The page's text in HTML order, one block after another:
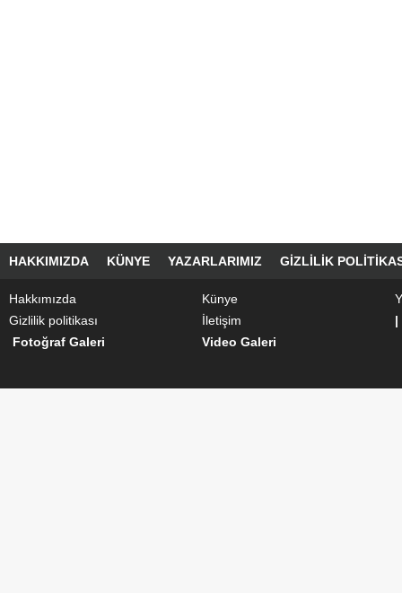
HAKKIMIZDA KÜNYE YAZARLARIMIZ GIZLILIK
Hakkımızda Künye
Gizlilik politikası
İletişim
|
Fotoğraf Galeri
Video Galeri